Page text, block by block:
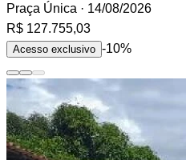
Praça Única · 14/08/2026
R$ 127.755,03
Acesso exclusivo -10%